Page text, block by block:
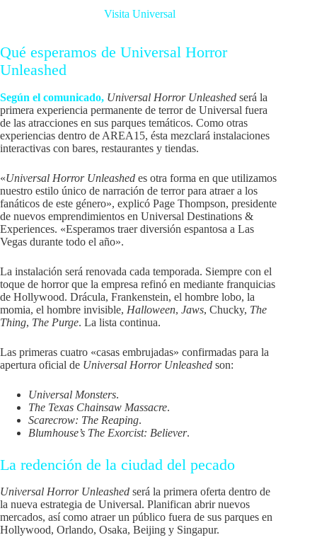
Visita Universal
Qué esperamos de Universal Horror
Unleashed
Según el comunicado, Universal Horror Unleashed será la
primera experiencia permanente de terror de Universal fuera
de las atracciones en sus parques temáticos. Como otras
experiencias dentro de AREA15, ésta mezclará instalaciones
interactivas con bares, restaurantes y tiendas.
«Universal Horror Unleashed es otra forma en que utilizamos
nuestro estilo único de narración de terror para atraer a los
fanáticos de este género», explicó Page Thompson, presidente
de nuevos emprendimientos en Universal Destinations &
Experiences. «Esperamos traer diversión espantosa a Las
Vegas durante todo el año».
La instalación será renovada cada temporada. Siempre con el
toque de horror que la empresa refinó en mediante franquicias
de Hollywood. Drácula, Frankenstein, el hombre lobo, la
momia, el hombre invisible, Halloween, Jaws, Chucky, The
Thing, The Purge. La lista continua.
Las primeras cuatro «casas embrujadas» confirmadas para la
apertura oficial de Universal Horror Unleashed son:
Universal Monsters.
The Texas Chainsaw Massacre.
Scarecrow: The Reaping.
Blumhouse’s The Exorcist: Believer.
La redención de la ciudad del pecado
Universal Horror Unleashed será la primera oferta dentro de
la nueva estrategia de Universal. Planifican abrir nuevos
mercados, así como atraer un público fuera de sus parques en
Hollywood, Orlando, Osaka, Beijing y Singapur.